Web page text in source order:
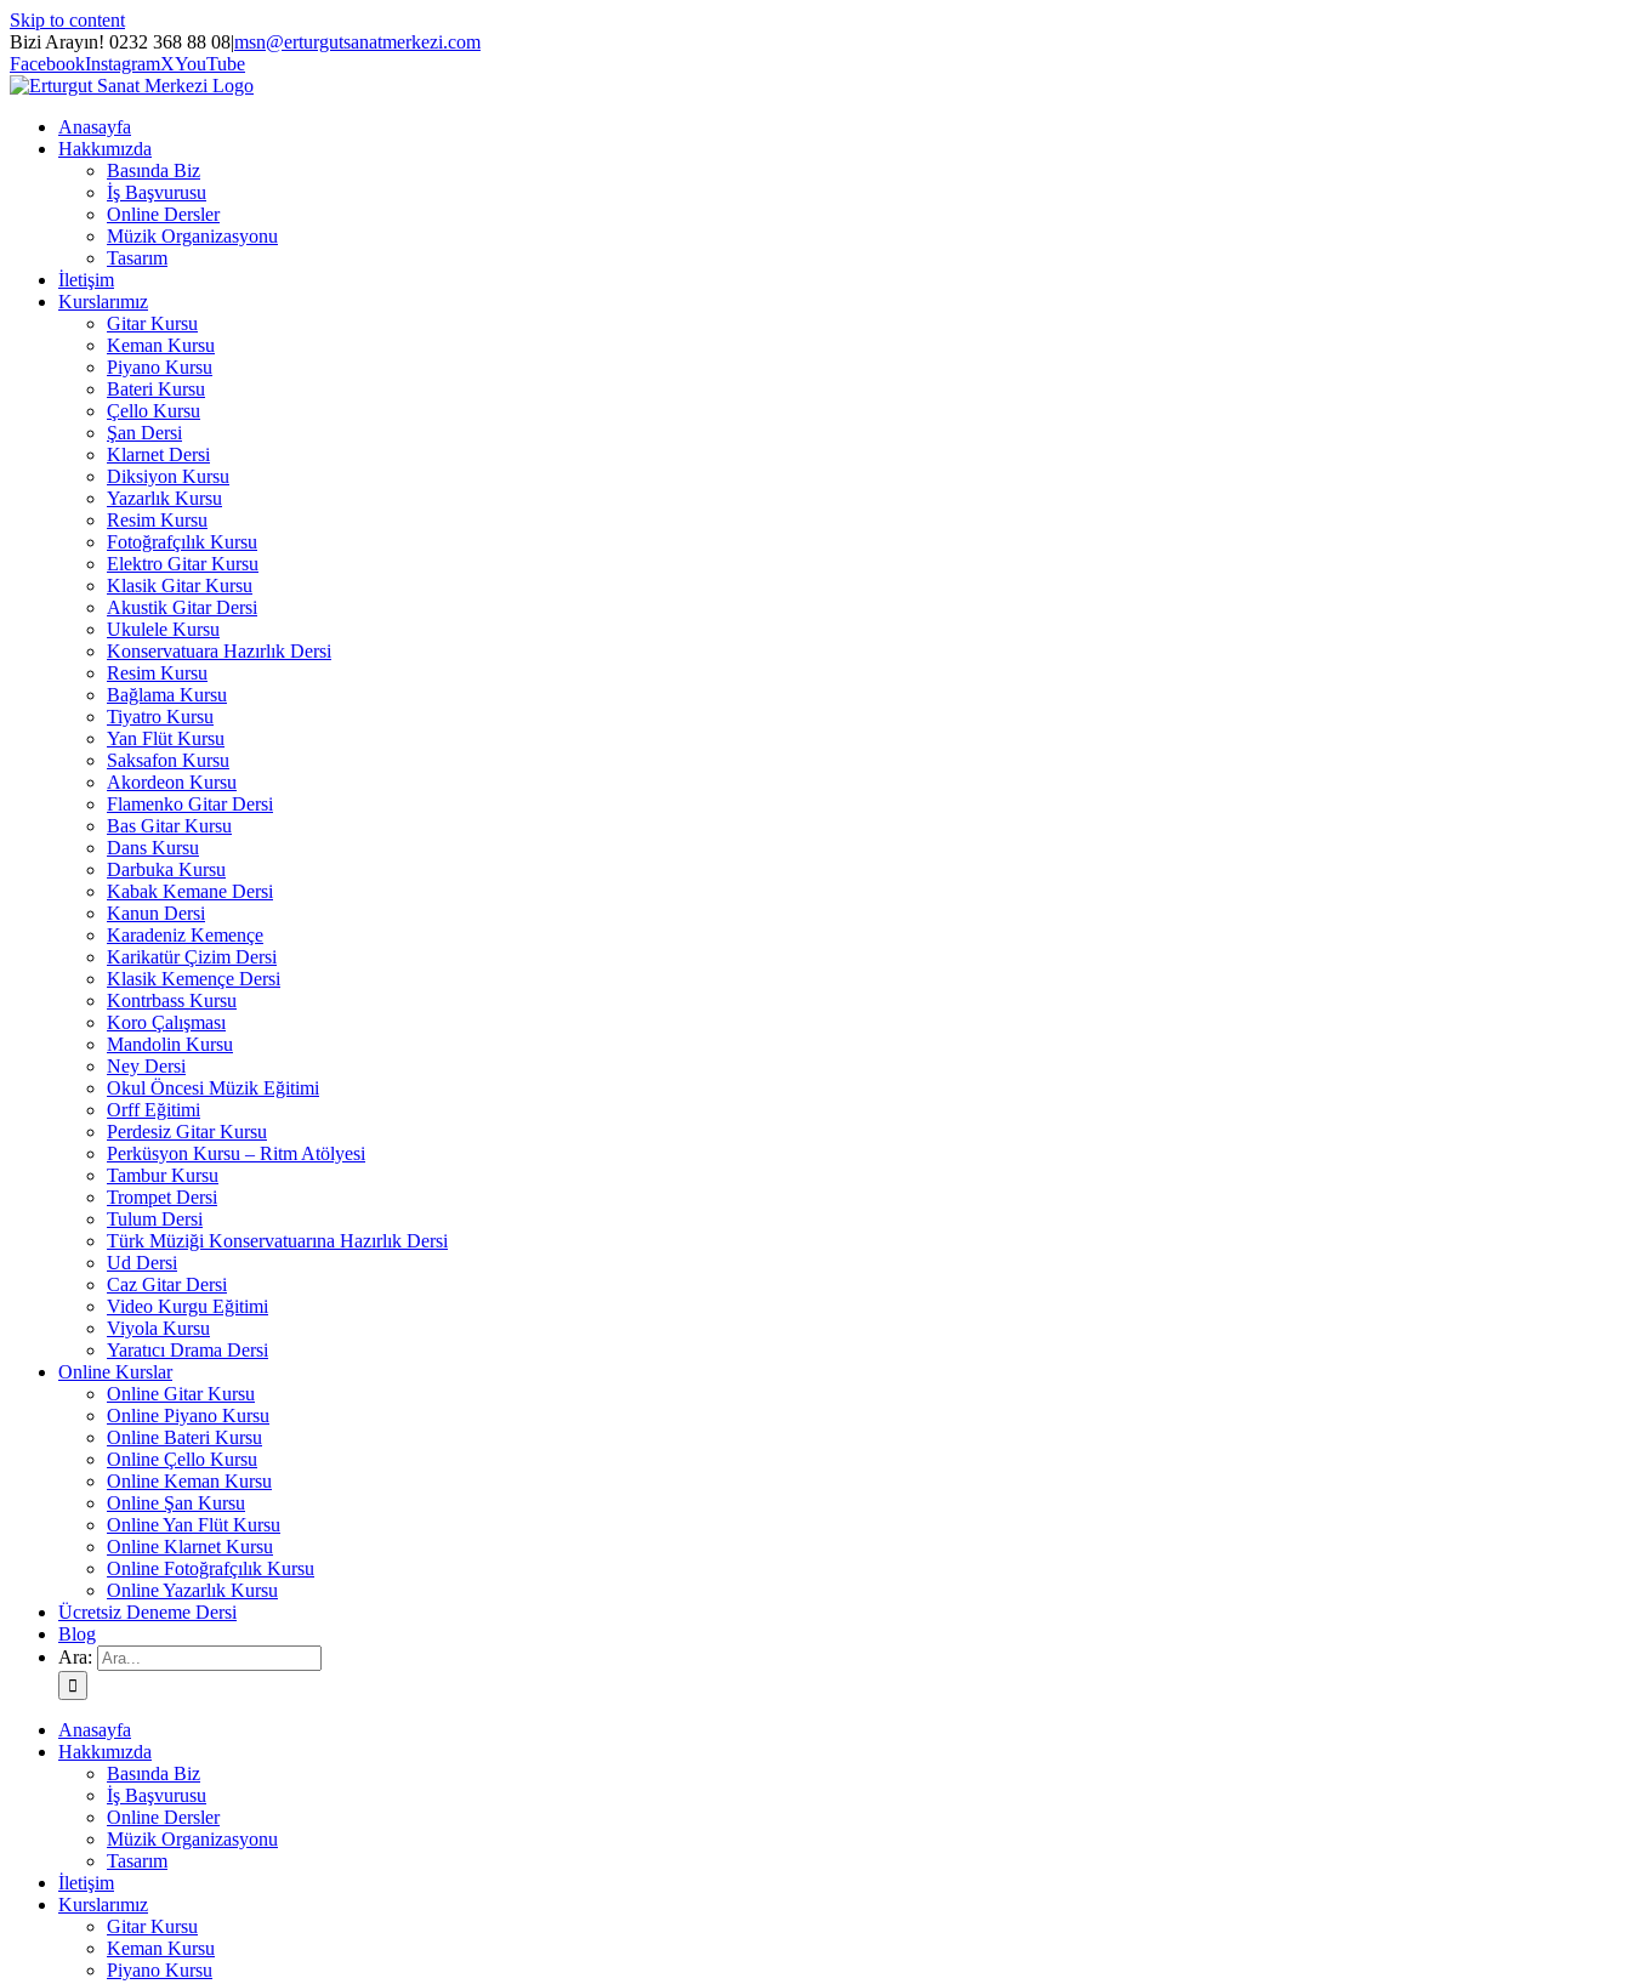
Skip to content
Bizi Arayın! 0232 368 88 08|msn@erturgutsanatmerkezi.com
FacebookInstagramXYouTube
Anasayfa
Hakkımızda
Basında Biz
İş Başvurusu
Online Dersler
Müzik Organizasyonu
Tasarım
İletişim
Kurslarımız
Gitar Kursu
Keman Kursu
Piyano Kursu
Bateri Kursu
Çello Kursu
Şan Dersi
Klarnet Dersi
Diksiyon Kursu
Yazarlık Kursu
Resim Kursu
Fotoğrafçılık Kursu
Elektro Gitar Kursu
Klasik Gitar Kursu
Akustik Gitar Dersi
Ukulele Kursu
Konservatuara Hazırlık Dersi
Resim Kursu
Bağlama Kursu
Tiyatro Kursu
Yan Flüt Kursu
Saksafon Kursu
Akordeon Kursu
Flamenko Gitar Dersi
Bas Gitar Kursu
Dans Kursu
Darbuka Kursu
Kabak Kemane Dersi
Kanun Dersi
Karadeniz Kemençe
Karikatür Çizim Dersi
Klasik Kemençe Dersi
Kontrbass Kursu
Koro Çalışması
Mandolin Kursu
Ney Dersi
Okul Öncesi Müzik Eğitimi
Orff Eğitimi
Perdesiz Gitar Kursu
Perküsyon Kursu – Ritm Atölyesi
Tambur Kursu
Trompet Dersi
Tulum Dersi
Türk Müziği Konservatuarına Hazırlık Dersi
Ud Dersi
Caz Gitar Dersi
Video Kurgu Eğitimi
Viyola Kursu
Yaratıcı Drama Dersi
Online Kurslar
Online Gitar Kursu
Online Piyano Kursu
Online Bateri Kursu
Online Çello Kursu
Online Keman Kursu
Online Şan Kursu
Online Yan Flüt Kursu
Online Klarnet Kursu
Online Fotoğrafçılık Kursu
Online Yazarlık Kursu
Ücretsiz Deneme Dersi
Blog
Ara:
Anasayfa
Hakkımızda
Basında Biz
İş Başvurusu
Online Dersler
Müzik Organizasyonu
Tasarım
İletişim
Kurslarımız
Gitar Kursu
Keman Kursu
Piyano Kursu